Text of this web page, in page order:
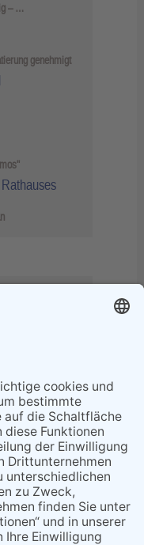
– …
genehmigt
weite Wege
nicht
überregionale
kleiner Blick
durch Nutzung